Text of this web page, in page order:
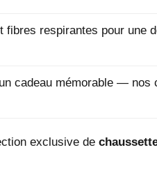
fibres respirantes pour une
cadeau mémorable —
exclusive de